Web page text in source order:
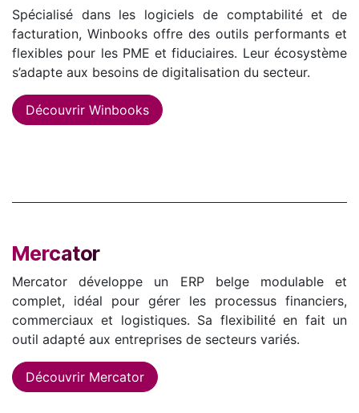
Spécialisé dans les logiciels de comptabilité et de
facturation, Winbooks offre des outils performants et
flexibles pour les PME et fiduciaires. Leur écosystème
s’adapte aux besoins de digitalisation du secteur.
Découvrir Winbooks
Mercator
Mercator développe un ERP belge modulable et
complet, idéal pour gérer les processus financiers,
commerciaux et logistiques. Sa flexibilité en fait un
outil adapté aux entreprises de secteurs variés.
Découvrir Mercator